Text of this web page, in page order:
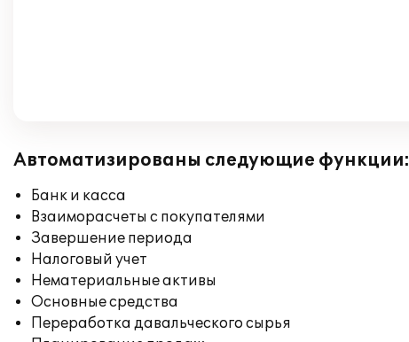
Автоматизированы следующие функции:
Банк и касса
Взаиморасчеты с покупателями
Завершение периода
Налоговый учет
Нематериальные активы
Основные средства
Переработка давальческого сырья